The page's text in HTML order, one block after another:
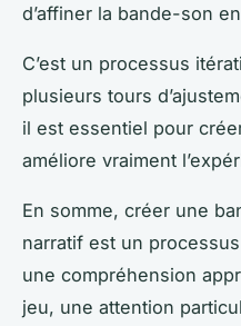
d’affiner la bande-son
C’est un processus
plusieurs tours
il est essentiel pour
améliore vraiment
En somme, créer une
narratif est un
une compréhension
jeu, une attention